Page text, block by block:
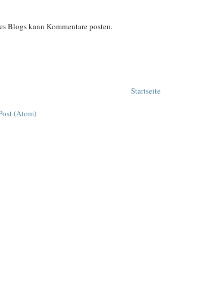
Blogs kann Kommentare posten.
Startseite
(Atom)